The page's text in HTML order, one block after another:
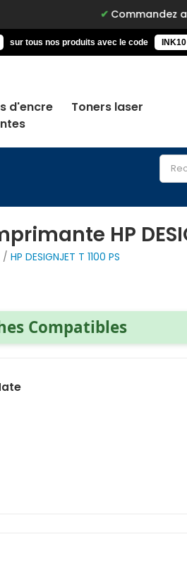
Commandez avant 15h,
sur tous nos produits avec le code INK10
d'encre
Toners laser
HP
HP DESIGNJET T 1100 PS
Compatibles